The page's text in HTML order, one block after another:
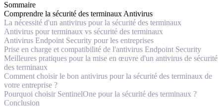
Sommaire
Comprendre la sécurité des terminaux Antivirus
La nécessité d'un antivirus pour la sécurité des terminaux
Antivirus pour terminaux vs sécurité des terminaux
Antivirus Endpoint Security pour les entreprises
Prise en charge et compatibilité de l'antivirus Endpoint Security
Meilleures pratiques pour la mise en œuvre d'un antivirus de sécurité
des terminaux
Comment choisir le bon antivirus pour la sécurité des terminaux de
votre entreprise ?
Pourquoi choisir SentinelOne pour la sécurité des terminaux ?
Conclusion